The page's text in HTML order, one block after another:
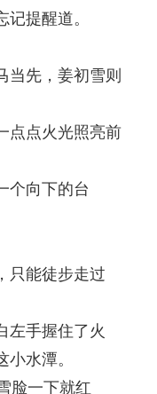
记提醒道。
当先，姜初雪则
点点火光照亮前
个向下的台
只能徒步走过
左手握住了火
小水潭。
脸一下就红